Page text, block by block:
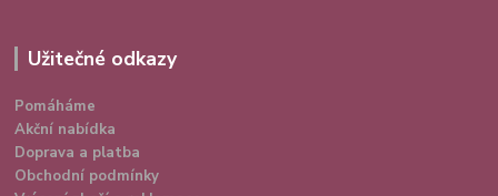
Užitečné odkazy
Pomáháme
Akční nabídka
Doprava a platba
Obchodní podmínky